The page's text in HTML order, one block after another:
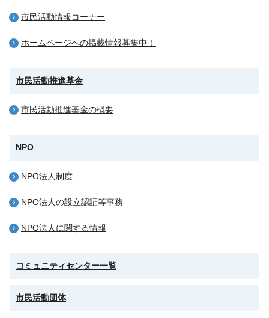
市民活動情報コーナー
ホームページへの掲載情報募集中！
市民活動推進基金
市民活動推進基金の概要
NPO
NPO法人制度
NPO法人の設立認証等事務
NPO法人に関する情報
コミュニティセンター一覧
市民活動団体